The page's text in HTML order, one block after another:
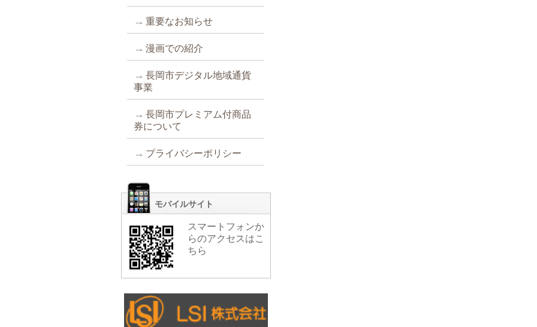
重要なお知らせ
漫画での紹介
長岡市デジタル地域通貨
事業
長岡市プレミアム付商品
券について
プライバシーポリシー
モバイルサイト
スマートフォンか
らのアクセスはこ
ちら